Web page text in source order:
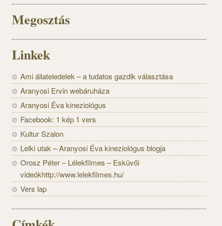
Megosztás
Linkek
Ami állateledelek – a tudatos gazdik választása
Aranyosi Ervin webáruháza
Aranyosi Éva kineziológus
Facebook: 1 kép 1 vers
Kultur Szalon
Lelki utak – Aranyosi Éva kineziológus blogja
Orosz Péter – Lélekfilmes – Esküvői
videókhttp://www.lelekfilmes.hu/
Vers lap